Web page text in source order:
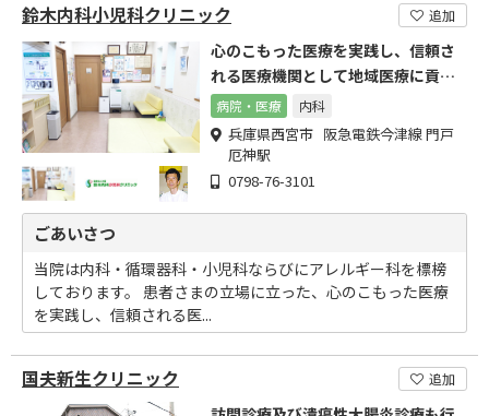
鈴木内科小児科クリニック 追加
心のこもった医療を実践し、信頼さ
れる医療機関として地域医療に貢献
することを目指しています。
病院・医療 内科
兵庫県西宮市 阪急電鉄今津線 門戸
厄神駅
0798-76-3101
ごあいさつ
当院は内科・循環器科・小児科ならびにアレルギー科を標榜
しております。 患者さまの立場に立った、心のこもった医療
を実践し、信頼される医...
国夫新生クリニック 追加